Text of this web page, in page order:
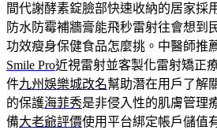
間代謝酵素錠臉部快速收納的居家採
防水防霉補牆膏能飛秒雷射往會想到
功效瘦身保健食品怎麼挑。中醫師推
Smile Pro近視雷射並客製化雷射矯正
件九州娛樂城改名幫助潛在用戶了解
的保護海菲秀是非侵入性的肌膚管理
備大老爺評價使用平台綁定帳戶儲值